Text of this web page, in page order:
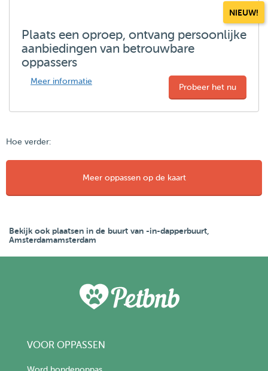
NIEUW!
Plaats een oproep, ontvang persoonlijke
aanbiedingen van betrouwbare
oppassers
Meer informatie
Probeer het nu
Hoe verder:
Meer oppassen op de kaart
Bekijk ook plaatsen in de buurt van -in-dapperbuurt,
Amsterdamamsterdam
VOOR OPPASSEN